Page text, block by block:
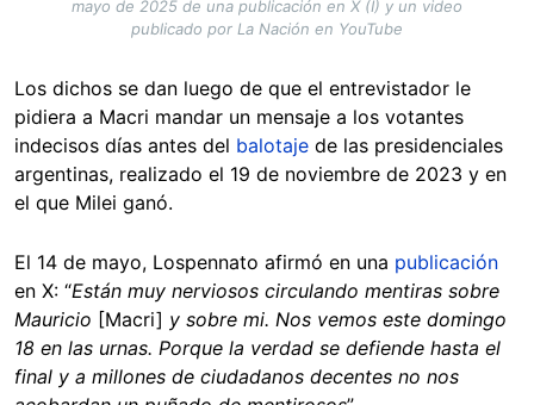
mayo de 2025 de una publicación en X (I) y un video
publicado por La Nación en YouTube
Los dichos se dan luego de que el entrevistador le
pidiera a Macri mandar un mensaje a los votantes
indecisos días antes del balotaje de las presidenciales
argentinas, realizado el 19 de noviembre de 2023 y en
el que Milei ganó.
El 14 de mayo, Lospennato afirmó en una publicación
en X: “Están muy nerviosos circulando mentiras sobre
Mauricio [Macri] y sobre mi. Nos vemos este domingo
18 en las urnas. Porque la verdad se defiende hasta el
final y a millones de ciudadanos decentes no nos